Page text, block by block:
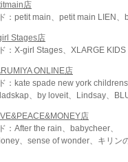
店
：petit main、petit main LIEN、
Stages店
：X-girl Stages、XLARGE KIDS
ONLINE店
：kate spade new york
、by loveit、Lindsay、
店
：After the rain、babycheer、
、sense of wonder、キリン